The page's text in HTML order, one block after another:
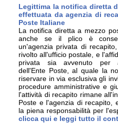
Legittima la notifica diretta
effettuata da agenzia di
Poste Italiane
La notifica diretta a mezzo
anche se il plico è
un'agenzia privata di
rivolto all'ufficio postale, e
privata sia avvenuto per
dell'Ente Poste, al quale la
riservare in via esclusiva gli
procedure amministrative e
l'attività di recapito rimane
Poste e l'agenzia di recapito,
la piena responsabilità per
clicca qui e leggi tutto il